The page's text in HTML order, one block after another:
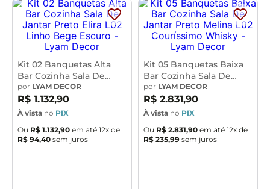
Altura do chão ao assento: 65 cm
Altura do chão ao apoio para pés: 20 cm
Altura do assento ao encosto: 25 cm
Altura do assento: 6 cm
Largura do assento: 34 cm
Largura do encosto: 38 cm
Profundidade do encosto: 5 cm
Altura do encosto: 10,5 cm
Características:
Encosto e assento estofados com espuma laminada.
Kit 02 Banquetas Alta
Bar Cozinha Sala De
Jantar Preto Elira L02
Linho Bege Escuro -
Lyam Decor
por LYAM DECOR
R$ 1.132,90
À vista no PIX
Ou R$ 1.132,90 em até 12x de
R$ 94,40 sem juros
Kit 05 Banquetas Baixa
Bar Cozinha Sala De
Jantar Preto Melina L02
Couríssimo Whisky -
Lyam Decor
por LYAM DECOR
R$ 2.831,90
À vista no PIX
Ou R$ 2.831,90 em até 12x de
R$ 235,99 sem juros